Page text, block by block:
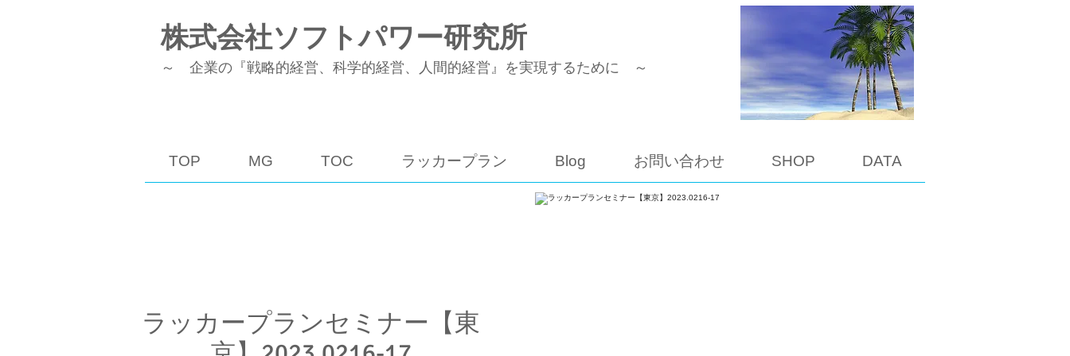
株式会社ソフトパワー研究所
～ 企業の『戦略的経営、科学的経営、人間的経営』を実現するために ～
TOP MG TOC ラッカープラン Blog お問い合わせ SHOP DATA
ラッカープランセミナー【東